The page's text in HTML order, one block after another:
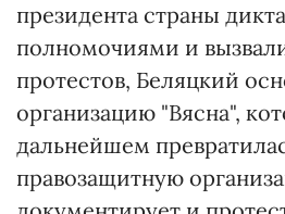
президента страны
полномочиями и
протестов, Беляцкий
организацию "Вясна",
дальнейшем
правозащитную